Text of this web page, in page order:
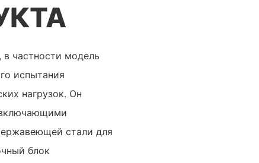
частности модель
испытания
нагрузок. Он
стали для
блок